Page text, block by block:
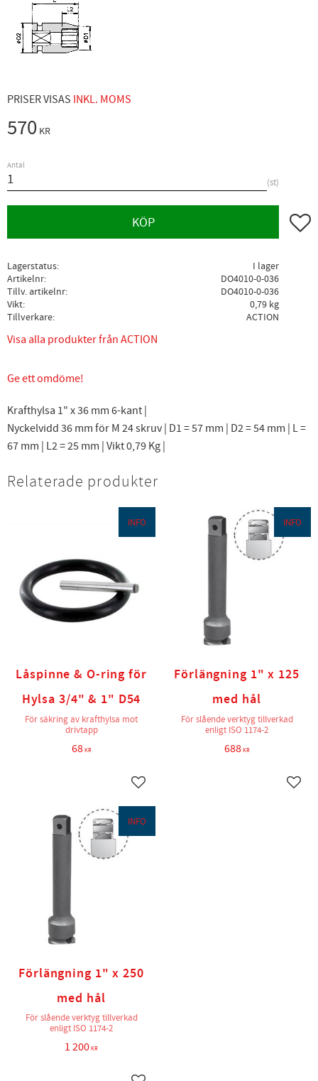
PRISER VISAS INKL. MOMS
570 KR
Antal
st
KÖP Lägg
Lagerstatus
I lager
Artikelnr
DO4010-0-036
Tillv. artikelnr
DO4010-0-036
Vikt
0,79 kg
Tillverkare
ACTION
Visa alla produkter från ACTION
Ge ett omdöme!
Krafthylsa 1" x 36 mm 6-kant |
Nyckelvidd 36 mm för M 24 skruv | D1 = 57 mm | D2 = 54 mm | L =
67 mm | L2 = 25 mm | Vikt 0,79 Kg |
Relaterade produkter
Låspinne & O-ring för
Hylsa 3/4" & 1" D54
För säkring av krafthylsa mot
drivtapp
68KR
Lägg till i favoriter
INFO
Förlängning 1" x 125
med hål
För slående verktyg tillverkad
enligt ISO 1174-2
688KR
INFO
Förlängning 1" x 250
med hål
För slående verktyg tillverkad
enligt ISO 1174-2
1 200KR
INFO